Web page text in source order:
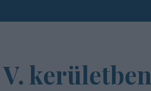
kerületben